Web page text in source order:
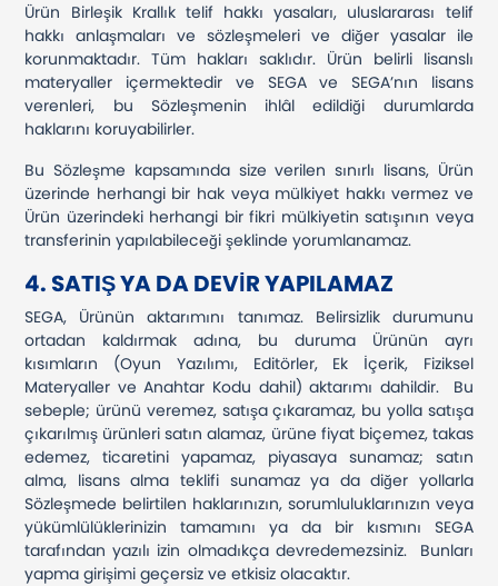
Ürün Birleşik Krallık telif hakkı yasaları, uluslararası telif
hakkı anlaşmaları ve sözleşmeleri ve diğer yasalar ile
korunmaktadır. Tüm hakları saklıdır. Ürün belirli lisanslı
materyaller içermektedir ve SEGA ve SEGA’nın lisans
verenleri, bu Sözleşmenin ihlâl edildiği durumlarda
haklarını koruyabilirler.
Bu Sözleşme kapsamında size verilen sınırlı lisans, Ürün
üzerinde herhangi bir hak veya mülkiyet hakkı vermez ve
Ürün üzerindeki herhangi bir fikri mülkiyetin satışının veya
transferinin yapılabileceği şeklinde yorumlanamaz.
4. SATIŞ YA DA DEVİR YAPILAMAZ
SEGA, Ürünün aktarımını tanımaz. Belirsizlik durumunu
ortadan kaldırmak adına, bu duruma Ürünün ayrı
kısımların (Oyun Yazılımı, Editörler, Ek İçerik, Fiziksel
Materyaller ve Anahtar Kodu dahil) aktarımı dahildir. Bu
sebeple; ürünü veremez, satışa çıkaramaz, bu yolla satışa
çıkarılmış ürünleri satın alamaz, ürüne fiyat biçemez, takas
edemez, ticaretini yapamaz, piyasaya sunamaz; satın
alma, lisans alma teklifi sunamaz ya da diğer yollarla
Sözleşmede belirtilen haklarınızın, sorumluluklarınızın veya
yükümlülüklerinizin tamamını ya da bir kısmını SEGA
tarafından yazılı izin olmadıkça devredemezsiniz. Bunları
yapma girişimi geçersiz ve etkisiz olacaktır.